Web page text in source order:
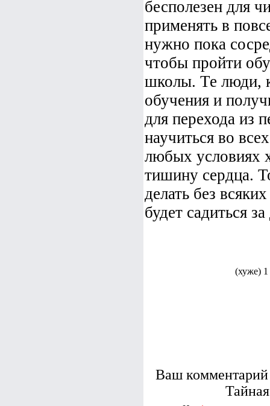
бесполезен для
применять в
нужно пока
чтобы пройти
школы. Те люди,
обучения и
для перехода из
научиться во
любых условиях
тишину сердца.
делать без
будет садиться
(хуже) 1
Ваш комментарий